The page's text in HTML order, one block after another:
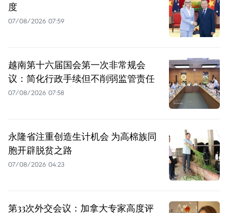
度
07/08/2026 07:59
越南第十六届国会第一次非常规会
议：简化行政手续但不削弱监管责任
07/08/2026 07:58
永隆省注重创造生计机会 为高棉族同
胞开辟脱贫之路
07/08/2026 04:23
第33次外交会议：加拿大专家高度评